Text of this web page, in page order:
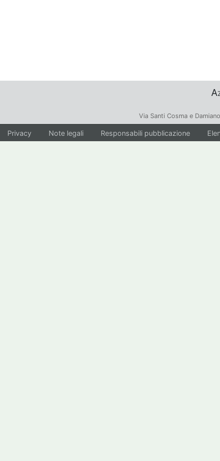
Via Santi Cosma e
Privacy Note legali Responsabili pubblicazione